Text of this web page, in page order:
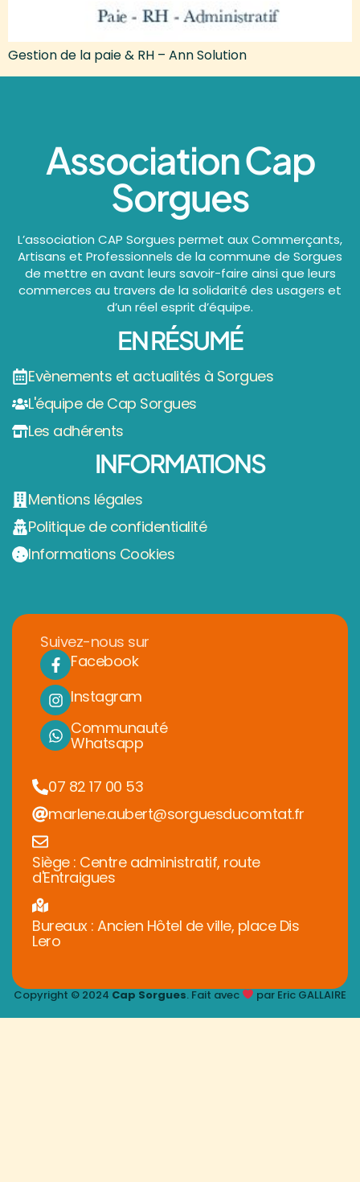
Gestion de la paie & RH – Ann Solution
Association Cap
Sorgues
L’association CAP Sorgues permet aux Commerçants,
Artisans et Professionnels de la commune de Sorgues
de mettre en avant leurs savoir-faire ainsi que leurs
commerces au travers de la solidarité des usagers et
d’un réel esprit d’équipe.
EN RÉSUMÉ
Evènements et actualités à Sorgues
L'équipe de Cap Sorgues
Les adhérents
INFORMATIONS
Mentions légales
Politique de confidentialité
Informations Cookies
Suivez-nous sur
Facebook
Instagram
Communauté
Whatsapp
07 82 17 00 53
marlene.aubert@sorguesducomtat.fr
Siège : Centre administratif, route
d'Entraigues
Bureaux : Ancien Hôtel de ville, place Dis
Lero
Copyright © 2024 Cap Sorgues. Fait avec par Eric GALLAIRE